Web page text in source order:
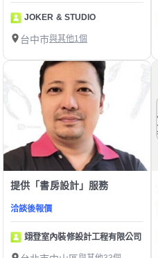
JOKER & STUDIO
台中市與其他1個
提供「書房設計」服務
洽談後報價
翊登室內裝修設計工程有限公司